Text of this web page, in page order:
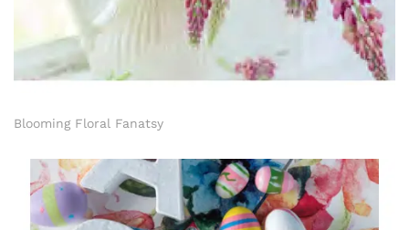
Blooming Floral Fanatsy